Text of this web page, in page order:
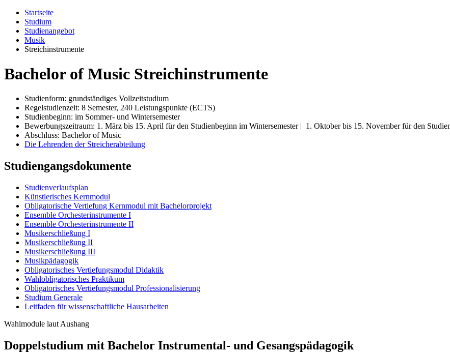
Startseite
Studium
Studienangebot
Musik
Streichinstrumente
Bachelor of Music Streichinstrumente
Studienform: grundständiges Vollzeitstudium
Regelstudienzeit: 8 Semester, 240 Leistungspunkte (ECTS)
Studienbeginn: im Sommer- und Wintersemester
Bewerbungszeitraum: 1. März bis 15. April für den Studienbeginn im Wintersemester | 1. Oktober bis 15. November für den
Abschluss: Bachelor of Music
Die Lehrenden der Streicherabteilung
Studiengangsdokumente
Studienverlaufsplan
Künstlerisches Kernmodul
Obligatorische Vertiefung Kernmodul mit Bachelorprojekt
Ensemble Orchesterinstrumente I
Ensemble Orchesterinstrumente II
Musikerschließung I
Musikerschließung II
Musikerschließung III
Musikpädagogik
Obligatorisches Vertiefungsmodul Didaktik
Wahlobligatorisches Praktikum
Obligatorisches Vertiefungsmodul Professionalisierung
Studium Generale
Leitfaden für wissenschaftliche Hausarbeiten
Wahlmodule laut Aushang
Doppelstudium mit Bachelor Instrumental- und Gesangspädagogik